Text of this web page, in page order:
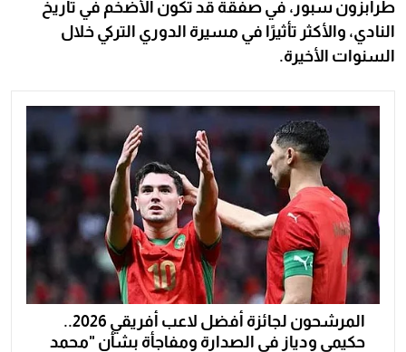
طرابزون سبور، في صفقة قد تكون الأضخم في تاريخ
النادي، والأكثر تأثيرًا في مسيرة الدوري التركي خلال
السنوات الأخيرة.
المرشحون لجائزة أفضل لاعب أفريقي 2026..
حكيمي ودياز في الصدارة ومفاجأة بشأن "محمد